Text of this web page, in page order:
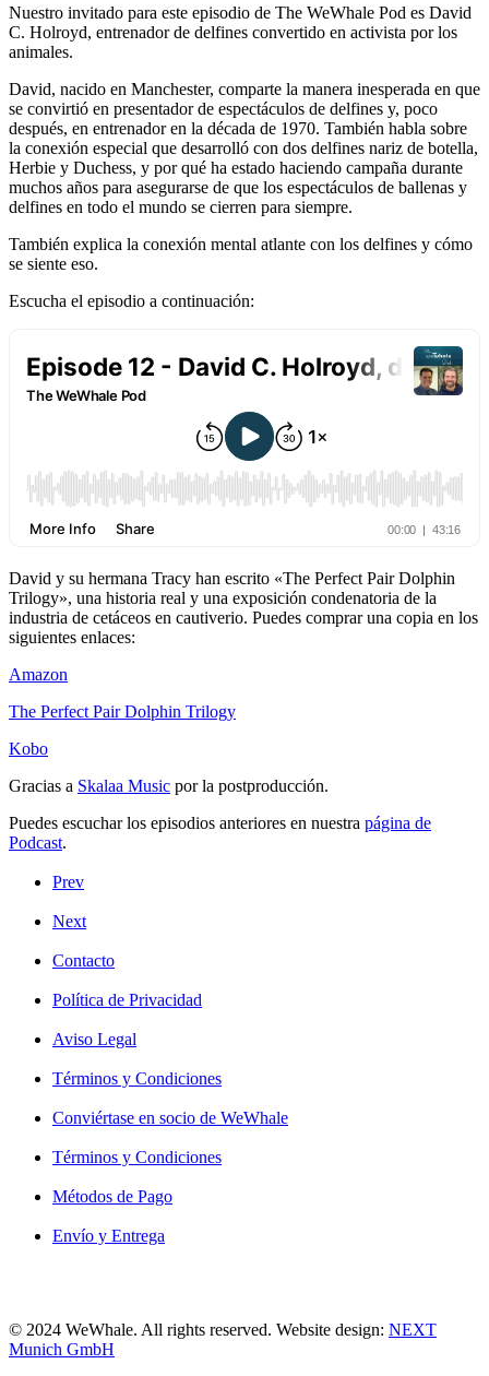
Nuestro invitado para este episodio de The WeWhale Pod es David
C. Holroyd, entrenador de delfines convertido en activista por los
animales.
David, nacido en Manchester, comparte la manera inesperada en que
se convirtió en presentador de espectáculos de delfines y, poco
después, en entrenador en la década de 1970. También habla sobre
la conexión especial que desarrolló con dos delfines nariz de botella,
Herbie y Duchess, y por qué ha estado haciendo campaña durante
muchos años para asegurarse de que los espectáculos de ballenas y
delfines en todo el mundo se cierren para siempre.
También explica la conexión mental atlante con los delfines y cómo
se siente eso.
Escucha el episodio a continuación:
David y su hermana Tracy han escrito «The Perfect Pair Dolphin
Trilogy», una historia real y una exposición condenatoria de la
industria de cetáceos en cautiverio. Puedes comprar una copia en los
siguientes enlaces:
Amazon
The Perfect Pair Dolphin Trilogy
Kobo
Gracias a Skalaa Music por la postproducción.
Puedes escuchar los episodios anteriores en nuestra página de
Podcast.
Prev
Next
Contacto
Política de Privacidad
Aviso Legal
Términos y Condiciones
Conviértase en socio de WeWhale
Términos y Condiciones
Métodos de Pago
Envío y Entrega
© 2024 WeWhale. All rights reserved. Website design: NEXT
Munich GmbH